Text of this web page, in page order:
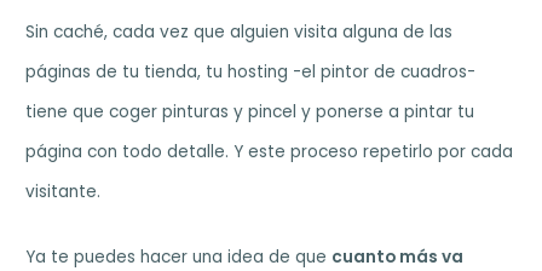
Sin caché, cada vez que alguien visita alguna de las
páginas de tu tienda, tu hosting -el pintor de cuadros-
tiene que coger pinturas y pincel y ponerse a pintar tu
página con todo detalle. Y este proceso repetirlo por cada
visitante.
Ya te puedes hacer una idea de que cuanto más va